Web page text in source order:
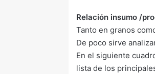
Relación insumo /
Tanto en granos
De poco sirve
En el siguiente
lista de los